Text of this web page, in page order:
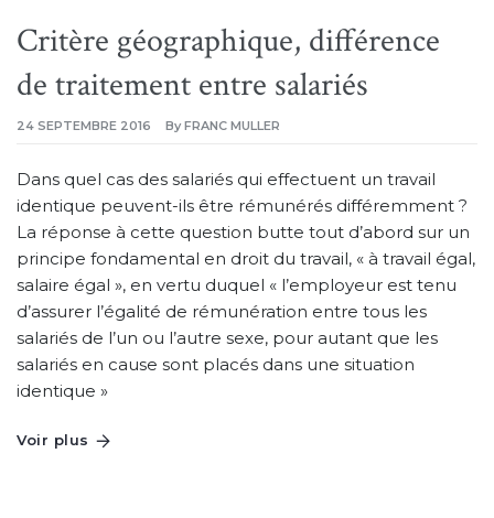
Critère géographique, différence
de traitement entre salariés
24 SEPTEMBRE 2016 By FRANC MULLER
Dans quel cas des salariés qui effectuent un travail
identique peuvent-ils être rémunérés différemment ?
La réponse à cette question butte tout d’abord sur un
principe fondamental en droit du travail, « à travail égal,
salaire égal », en vertu duquel « l’employeur est tenu
d’assurer l’égalité de rémunération entre tous les
salariés de l’un ou l’autre sexe, pour autant que les
salariés en cause sont placés dans une situation
identique »
Voir plus